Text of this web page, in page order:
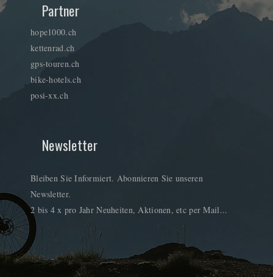
Partner
hope1000.ch
kettenrad.ch
gps-touren.ch
bike-hotels.ch
posi-xx.ch
Newsletter
Bleiben Sie Informiert. Abonnieren Sie unseren
Newsletter.
2 bis 4 x pro Jahr Neuheiten, Aktionen, etc per Mail...